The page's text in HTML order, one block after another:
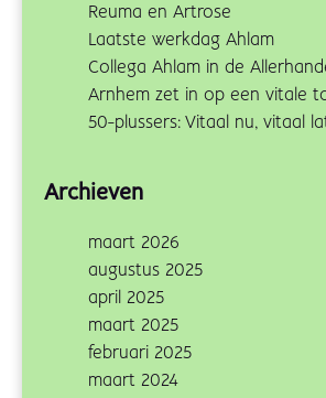
Reuma en Artrose
Laatste werkdag Ahlam
Collega Ahlam in de
Arnhem zet in op een vitale
50-plussers: Vitaal nu, vitaal
Archieven
maart 2026
augustus 2025
april 2025
maart 2025
februari 2025
maart 2024